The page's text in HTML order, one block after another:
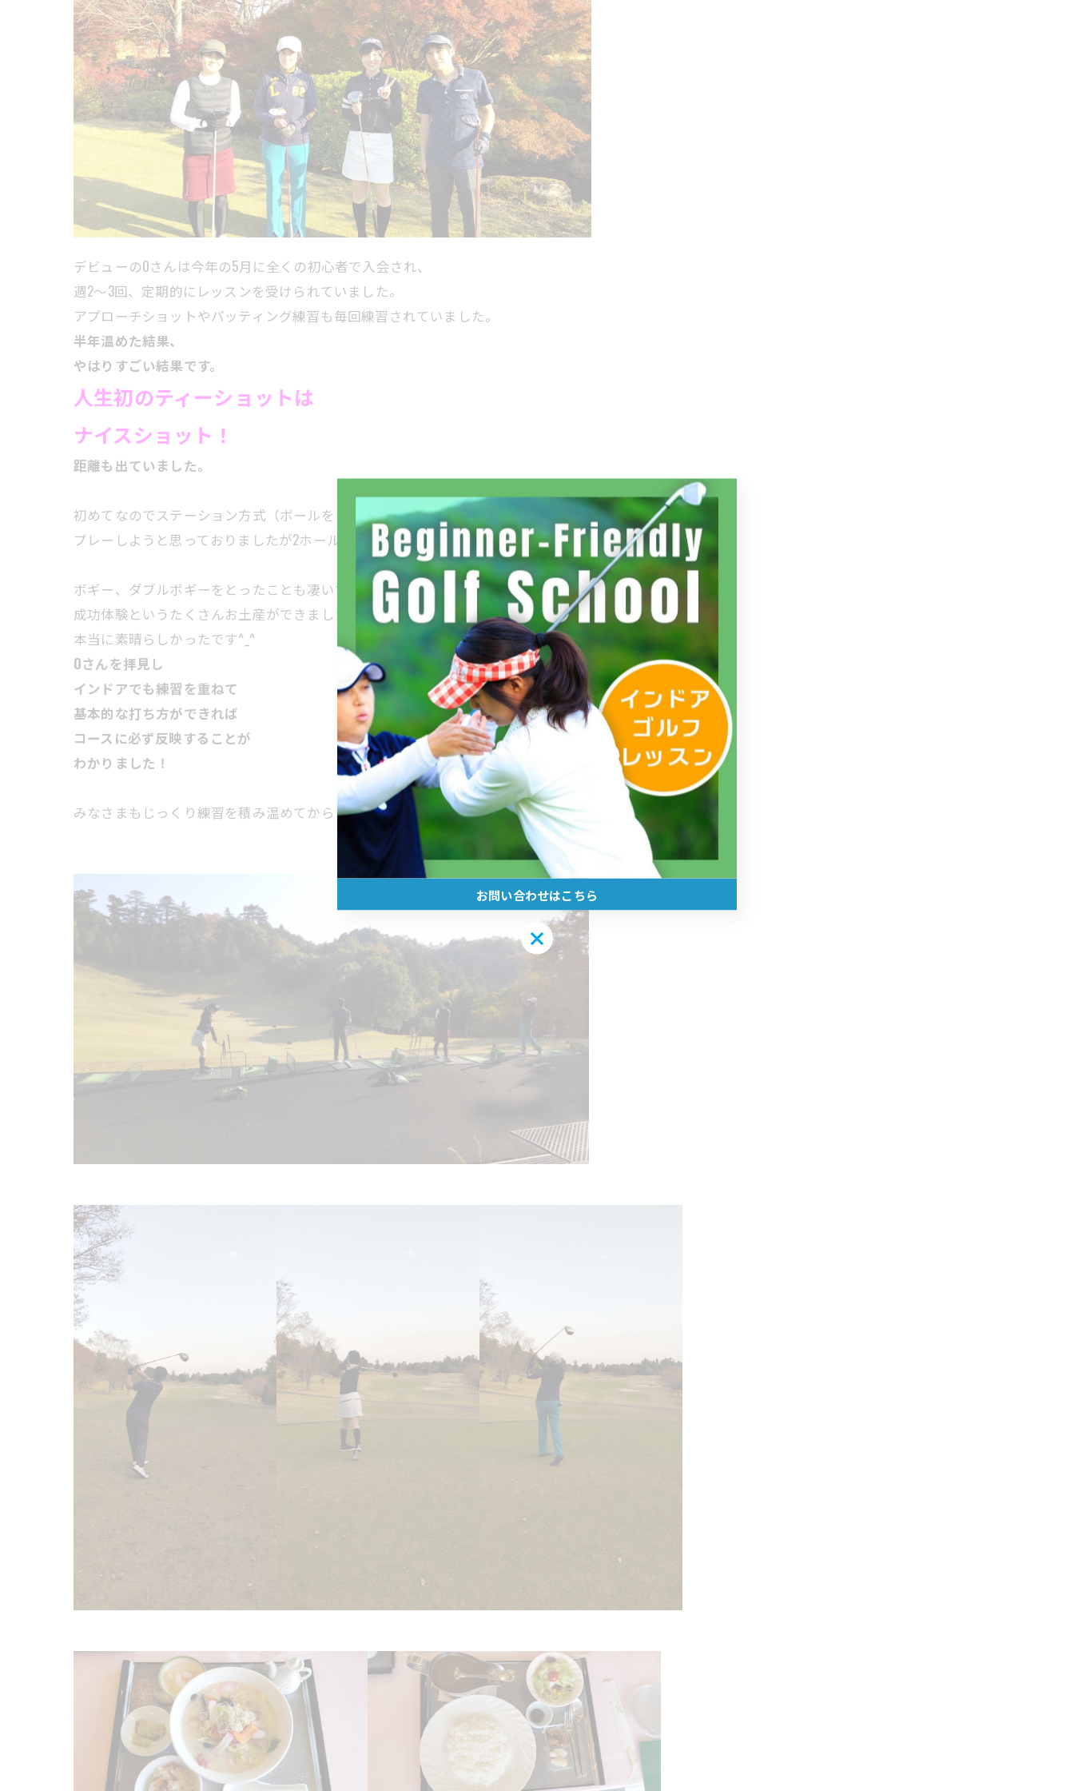
デビューのOさんは今年の5月に全くの初心者で入会され、
週2〜3回、定期的にレッスンを受けられていました。
アプローチショットやパッティング練習も毎回練習されていました。
半年温めた結果、
やはりすごい結果です。
人生初のティーショットは
ナイスショット！
距離も出ていました。
初めてなのでステーション方式（ボールをピックアップして次打地点からプレー）で
プレーしようと思っておりましたが2ホール目から通常のプレーができました^_^
ボギー、ダブルボギーをとったことも凄いですが長いパーパットを入れてパーもゲットしました(^-^)
成功体験というたくさんお土産ができました！
本当に素晴らしかったです^_^
Oさんを拝見し
インドアでも練習を重ねて
基本的な打ち方ができれば
コースに必ず反映することが
わかりました！
みなさまもじっくり練習を積み温めてからコースに出るのもいいかと思います^_^
お問い合わせはこちら
お問い合わせはこちら